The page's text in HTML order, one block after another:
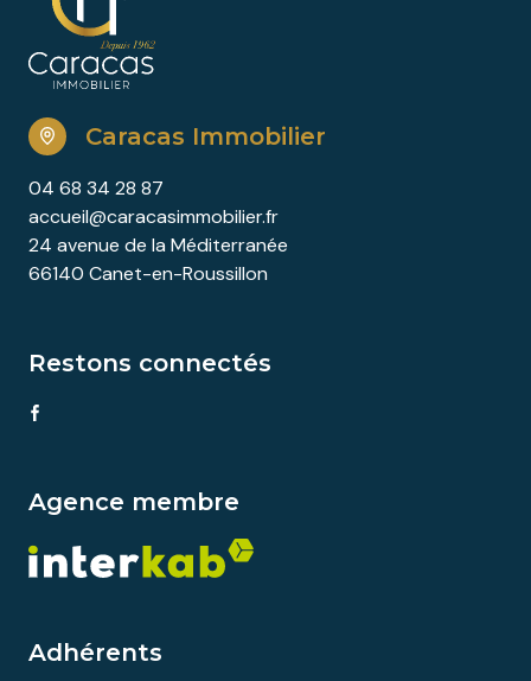
Caracas Immobilier
04 68 34 28 87
accueil@caracasimmobilier.fr
24 avenue de la Méditerranée
66140 Canet-en-Roussillon
Restons connectés
Agence membre
Adhérents